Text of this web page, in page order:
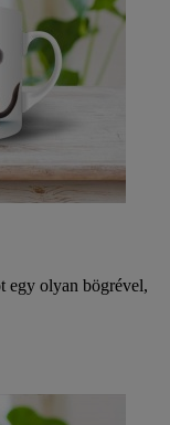
egy olyan bögrével,